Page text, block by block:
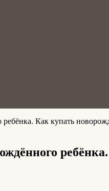
Как купать